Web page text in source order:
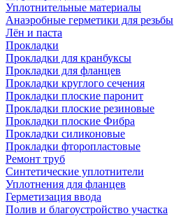
Уплотнительные материалы
Анаэробные герметики для резьбы
Лён и паста
Прокладки
Прокладки для кранбуксы
Прокладки для фланцев
Прокладки круглого сечения
Прокладки плоские паронит
Прокладки плоские резиновые
Прокладки плоские Фибра
Прокладки силиконовые
Прокладки фторопластовые
Ремонт труб
Синтетические уплотнители
Уплотнения для фланцев
Герметизация ввода
Полив и благоустройство участка